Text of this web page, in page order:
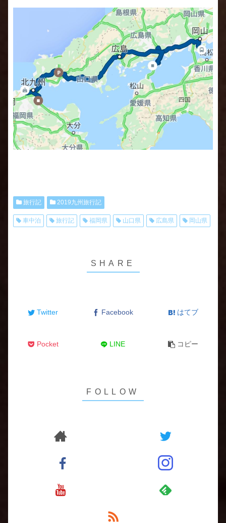
旅行記 2019九州旅行記
車中泊 旅行記 福岡県 山口県 広島県 岡山県
Twitter Facebook はてブ
Pocket LINE コピー